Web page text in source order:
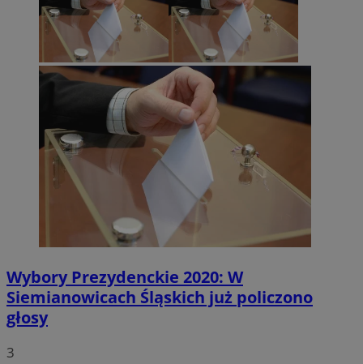
Wybory Prezydenckie 2020: W
Siemianowicach Śląskich już policzono
głosy
3